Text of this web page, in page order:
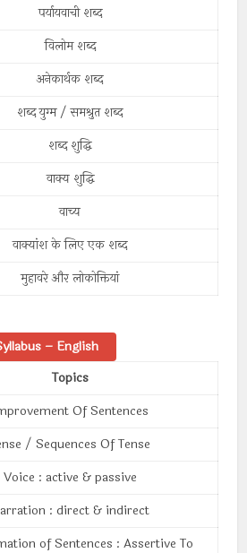
पर्यायवाची शब्द
विलोम शब्द
अनेकार्थक शब्द
शब्द युग्म / समश्रुत शब्द
शब्द शुद्धि
वाक्य शुद्धि
वाच्य
वाक्यांश के लिए एक शब्द
मुहावरे और लोकोक्तियां
– English
Topics
Of Sentences
/ Sequences Of Tense
Voice : active & passive
: direct & indirect
of Sentences : Assertive To